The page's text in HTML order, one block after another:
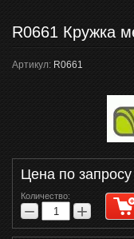
R0661 Кружка
Артикул: R0661
Цена по запросу
Количество:
− +
мессенджер!